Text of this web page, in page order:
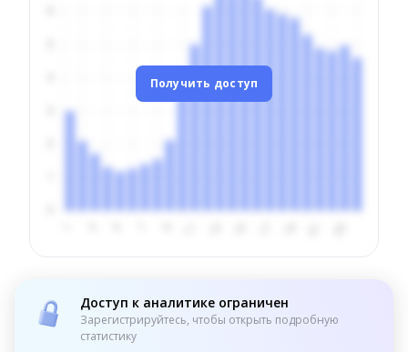
Получить доступ
Доступ к аналитике ограничен
Зарегистрируйтесь, чтобы открыть подробную
статистику